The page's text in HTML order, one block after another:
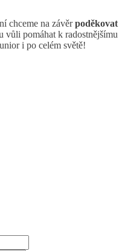
chceme na závěrpoděkovat
vůli pomáhat k radostnějšímu
i po celém světě!